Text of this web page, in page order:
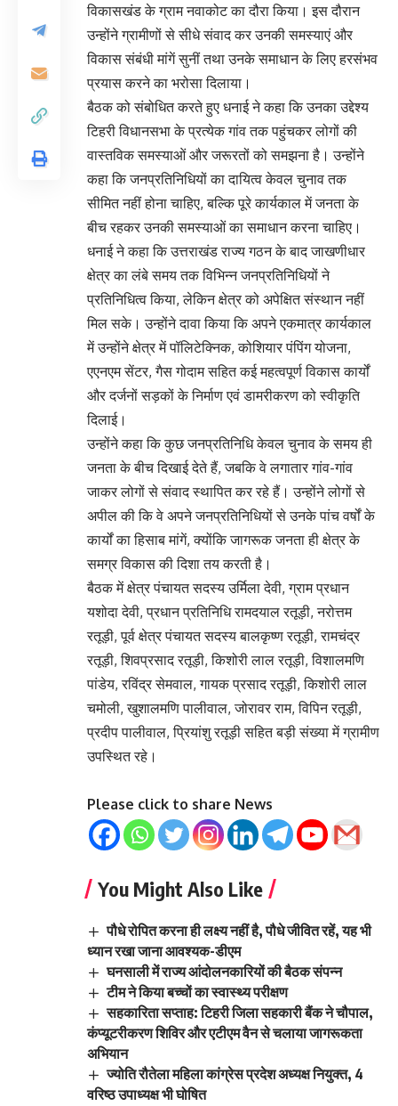
विकासखंड के ग्राम नवाकोट का दौरा किया। इस दौरान
उन्होंने ग्रामीणों से सीधे संवाद कर उनकी समस्याएं और
विकास संबंधी मांगें सुनीं तथा उनके समाधान के लिए हरसंभव
प्रयास करने का भरोसा दिलाया।
बैठक को संबोधित करते हुए धनाई ने कहा कि उनका उद्देश्य
टिहरी विधानसभा के प्रत्येक गांव तक पहुंचकर लोगों की
वास्तविक समस्याओं और जरूरतों को समझना है। उन्होंने
कहा कि जनप्रतिनिधियों का दायित्व केवल चुनाव तक
सीमित नहीं होना चाहिए, बल्कि पूरे कार्यकाल में जनता के
बीच रहकर उनकी समस्याओं का समाधान करना चाहिए।
धनाई ने कहा कि उत्तराखंड राज्य गठन के बाद जाखणीधार
क्षेत्र का लंबे समय तक विभिन्न जनप्रतिनिधियों ने
प्रतिनिधित्व किया, लेकिन क्षेत्र को अपेक्षित संस्थान नहीं
मिल सके। उन्होंने दावा किया कि अपने एकमात्र कार्यकाल
में उन्होंने क्षेत्र में पॉलिटेक्निक, कोशियार पंपिंग योजना,
एएनएम सेंटर, गैस गोदाम सहित कई महत्वपूर्ण विकास कार्यों
और दर्जनों सड़कों के निर्माण एवं डामरीकरण को स्वीकृति
दिलाई।
उन्होंने कहा कि कुछ जनप्रतिनिधि केवल चुनाव के समय ही
जनता के बीच दिखाई देते हैं, जबकि वे लगातार गांव-गांव
जाकर लोगों से संवाद स्थापित कर रहे हैं। उन्होंने लोगों से
अपील की कि वे अपने जनप्रतिनिधियों से उनके पांच वर्षों के
कार्यों का हिसाब मांगें, क्योंकि जागरूक जनता ही क्षेत्र के
समग्र विकास की दिशा तय करती है।
बैठक में क्षेत्र पंचायत सदस्य उर्मिला देवी, ग्राम प्रधान
यशोदा देवी, प्रधान प्रतिनिधि रामदयाल रतूड़ी, नरोत्तम
रतूड़ी, पूर्व क्षेत्र पंचायत सदस्य बालकृष्ण रतूड़ी, रामचंद्र
रतूड़ी, शिवप्रसाद रतूड़ी, किशोरी लाल रतूड़ी, विशालमणि
पांडेय, रविंद्र सेमवाल, गायक प्रसाद रतूड़ी, किशोरी लाल
चमोली, खुशालमणि पालीवाल, जोरावर राम, विपिन रतूड़ी,
प्रदीप पालीवाल, प्रियांशु रतूड़ी सहित बड़ी संख्या में ग्रामीण
उपस्थित रहे।
Please click to share News
You Might Also Like
पौधे रोपित करना ही लक्ष्य नहीं है, पौधे जीवित रहें, यह भी
ध्यान रखा जाना आवश्यक-डीएम
घनसाली में राज्य आंदोलनकारियों की बैठक संपन्न
टीम ने किया बच्चों का स्वास्थ्य परीक्षण
सहकारिता सप्ताह: टिहरी जिला सहकारी बैंक ने चौपाल,
कंप्यूटरीकरण शिविर और एटीएम वैन से चलाया जागरूकता
अभियान
ज्योति रौतेला महिला कांग्रेस प्रदेश अध्यक्ष नियुक्त, 4
वरिष्ठ उपाध्यक्ष भी घोषित